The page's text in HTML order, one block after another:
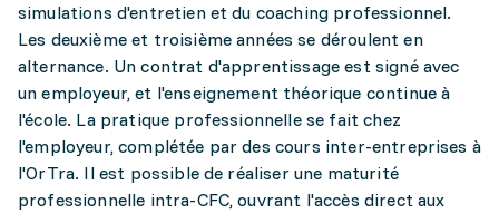
simulations d'entretien et du coaching professionnel.
Les deuxième et troisième années se déroulent en
alternance. Un contrat d'apprentissage est signé avec
un employeur, et l'enseignement théorique continue à
l'école. La pratique professionnelle se fait chez
l'employeur, complétée par des cours inter-entreprises à
l'OrTra. Il est possible de réaliser une maturité
professionnelle intra-CFC, ouvrant l'accès direct aux